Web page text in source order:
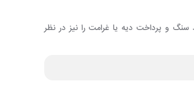
سنگ و پرداخت دیه یا غرامت را نیز در نظر